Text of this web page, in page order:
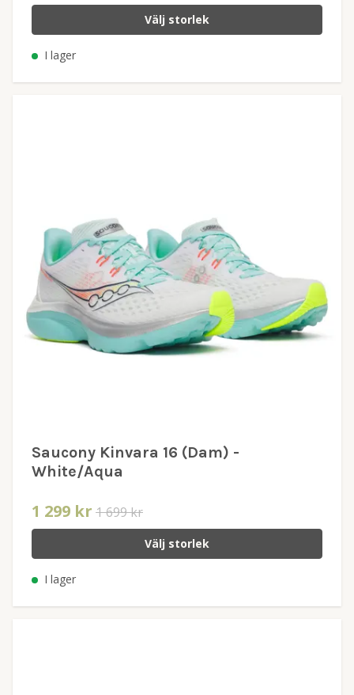
Välj storlek
I lager
Saucony Kinvara 16 (Dam) -
White/Aqua
1 299 kr 1 699 kr
Välj storlek
I lager